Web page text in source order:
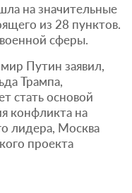
на значительные
из 28 пунктов.
сферы.
Путин заявил,
Трампа,
стать основой
конфликта на
лидера, Москва
проекта